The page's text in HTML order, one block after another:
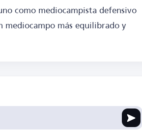
como mediocampista defensivo
más equilibrado y